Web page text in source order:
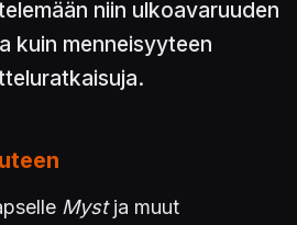
niin ulkoavaruuden
kuin menneisyyteen
Mystja muut